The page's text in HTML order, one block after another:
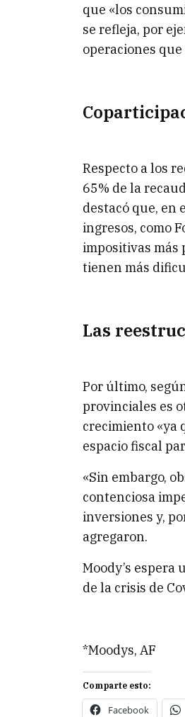
que «los
se refleja, por
operaciones
Respecto a los
65% de la
destacó que, en
ingresos, como
impositivas más
tienen más
Las
Por último,
provinciales es
crecimiento «ya
espacio fiscal
«Sin embargo,
contenciosa
inversiones y,
agregaron.
Moody’s
de la crisis de
*Moodys, AF
Comparte esto:
Facebook